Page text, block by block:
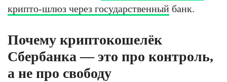
крипто-шлюз через государственный банк.
Почему криптокошелёк
Сбербанка — это про контроль,
а не про свободу